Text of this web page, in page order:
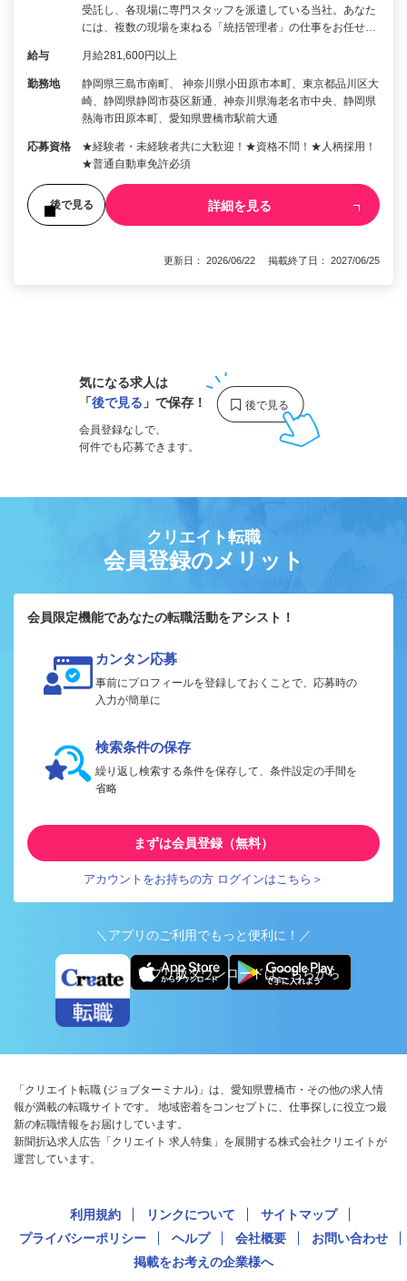
受託し、各現場に専門スタッフを派遣している当社。あなた
には、複数の現場を束ねる「統括管理者」の仕事をお任せ…
給与 月給281,600円以上
勤務地
静岡県三島市南町、 神奈川県小田原市本町、東京都品川区大
崎、静岡県静岡市葵区新通、神奈川県海老名市中央、静岡県
熱海市田原本町、愛知県豊橋市駅前大通
応募資格
★経験者・未経験者共に大歓迎！★資格不問！★人柄採用！
★普通自動車免許必須
後で見る 詳細を見る
更新日： 2026/06/22 掲載終了日： 2027/06/25
気になる求人は
「後で見る 」で保存！
会員登録なしで、
何件でも応募できます。
クリエイト転職
会員登録のメリット
会員限定機能であなたの転職活動をアシスト！
カンタン応募
事前にプロフィールを登録しておくことで、応募時の
入力が簡単に
検索条件の保存
繰り返し検索する条件を保存して、条件設定の手間を
省略
まずは会員登録（無料）
アカウントをお持ちの方 ログインはこちら＞
＼アプリのご利用でもっと便利に！／
アプリ版ダウンロードはこちらから
「クリエイト転職 (ジョブターミナル)」は、愛知県豊橋市・その他の求人情
報が満載の転職サイトです。 地域密着をコンセプトに、仕事探しに役立つ最
新の転職情報をお届けしています。
新聞折込求人広告「クリエイト 求人特集」を展開する株式会社クリエイトが
運営しています。
利用規約 リンクについて
サイトマップ
プライバシーポリシー
ヘルプ 会社概要
お問い合わせ
掲載をお考えの企業様へ